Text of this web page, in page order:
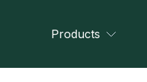
Products